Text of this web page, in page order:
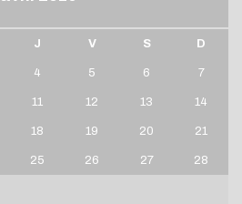
J V S D
4 5 6 7
11 12 13 14
18 19 20 21
25 26 27 28